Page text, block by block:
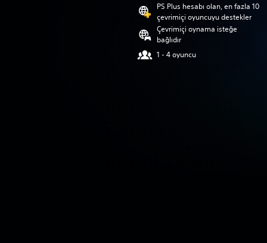
PS Plus hesabı olan, en fazla 10
çevrimiçi oyuncuyu destekler
Çevrimiçi oynama isteğe
bağlıdır
1 - 4 oyuncu